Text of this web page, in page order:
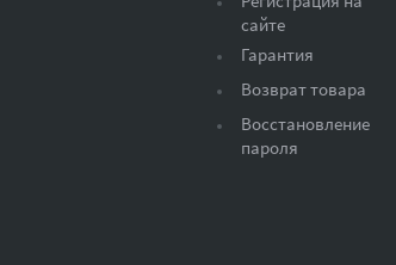
сайте
Гарантия
Возврат товара
Восстановление
пароля